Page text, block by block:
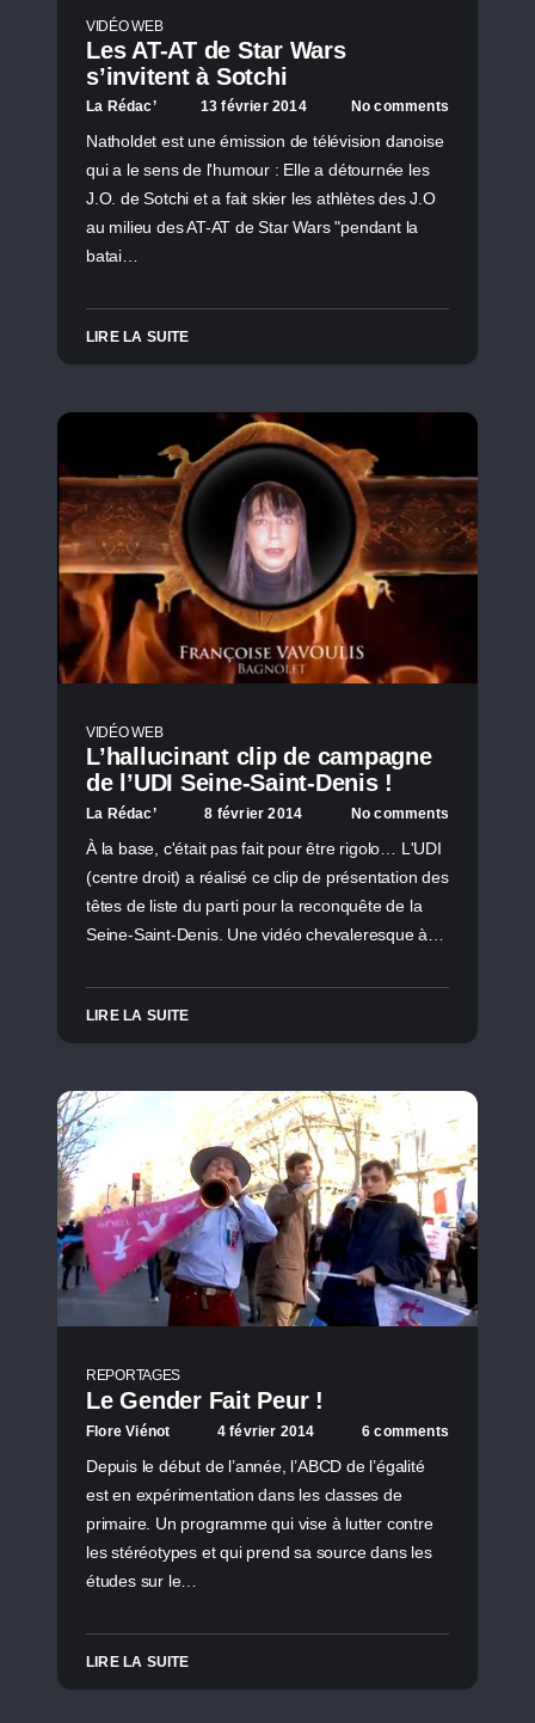
VIDÉO WEB
Les AT-AT de Star Wars
s’invitent à Sotchi
La Rédac’ 13 février 2014 No comments
Natholdet est une émission de télévision danoise
qui a le sens de l'humour : Elle a détournée les
J.O. de Sotchi et a fait skier les athlètes des J.O
au milieu des AT-AT de Star Wars "pendant la
batai…
LIRE LA SUITE
VIDÉO WEB
L’hallucinant clip de campagne
de l’UDI Seine-Saint-Denis !
La Rédac’ 8 février 2014 No comments
À la base, c'était pas fait pour être rigolo… L'UDI
(centre droit) a réalisé ce clip de présentation des
têtes de liste du parti pour la reconquête de la
Seine-Saint-Denis. Une vidéo chevaleresque à…
LIRE LA SUITE
REPORTAGES
Le Gender Fait Peur !
Flore Viénot 4 février 2014 6 comments
Depuis le début de l’année, l’ABCD de l’égalité
est en expérimentation dans les classes de
primaire. Un programme qui vise à lutter contre
les stéréotypes et qui prend sa source dans les
études sur le…
LIRE LA SUITE